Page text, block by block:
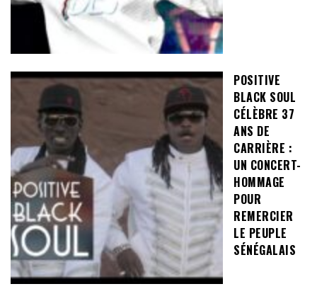
POSITIVE
BLACK SOUL
CÉLÈBRE 37
ANS DE
CARRIÈRE :
UN CONCERT-
HOMMAGE
POUR
REMERCIER
LE PEUPLE
SÉNÉGALAIS